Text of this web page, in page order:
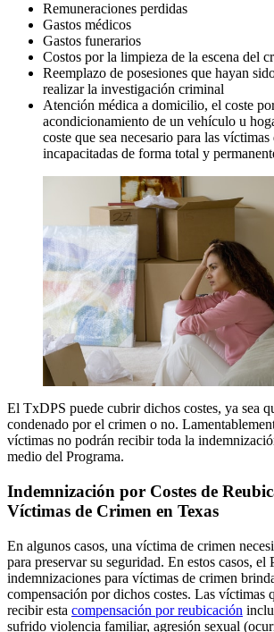
Remuneraciones perdidas
Gastos médicos
Gastos funerarios
Costos por la limpieza de la escena del
Reemplazo de posesiones que hayan
realizar la investigación criminal
Atención médica a domicilio, el coste
acondicionamiento de un vehículo u
coste que sea necesario para las víctimas
incapacitadas de forma total y
El TxDPS puede cubrir dichos costes, ya sea
condenado por el crimen o no.
víctimas no podrán recibir toda la
medio del Programa.
Indemnización por Costes de
Víctimas de Crimen en Texas
En algunos casos, una víctima de crimen
para preservar su seguridad. En estos casos, el
indemnizaciones para víctimas de crimen
compensación por dichos costes. Las víctimas
recibir esta compensación por reubicación
sufrido violencia familiar, agresión sexual